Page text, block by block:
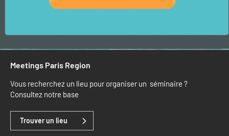
Meetings Paris Region
Vous recherchez un lieu pour organiser un séminaire ?
Consultez notre base
Trouver un lieu